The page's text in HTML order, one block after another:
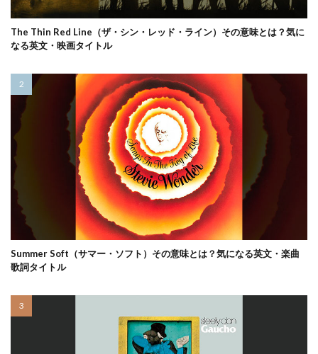
The Thin Red Line（ザ・シン・レッド・ライン）その意味とは？気に
なる英文・映画タイトル
Summer Soft（サマー・ソフト）その意味とは？気になる英文・楽曲
歌詞タイトル